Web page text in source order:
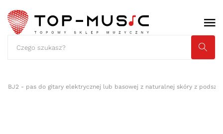
BJ2 - pas do gitary elektrycznej lub basowej z naturalnej skóry z